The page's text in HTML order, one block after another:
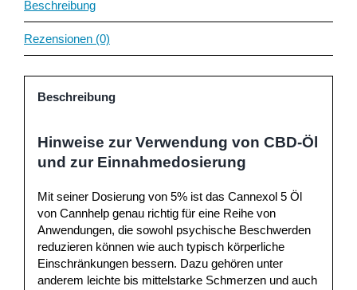
Beschreibung
Rezensionen (0)
Beschreibung
Hinweise zur Verwendung von CBD-Öl
und zur Einnahmedosierung
Mit seiner Dosierung von 5% ist das Cannexol 5 Öl
von Cannhelp genau richtig für eine Reihe von
Anwendungen, die sowohl psychische Beschwerden
reduzieren können wie auch typisch körperliche
Einschränkungen bessern. Dazu gehören unter
anderem leichte bis mittelstarke Schmerzen und auch